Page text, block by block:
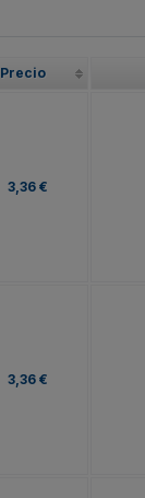
Precio
3,36 €
3,36 €